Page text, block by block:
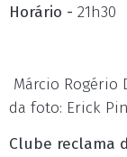
Horário - 21h30
Márcio Rogério
da foto: Erick
Clube reclama